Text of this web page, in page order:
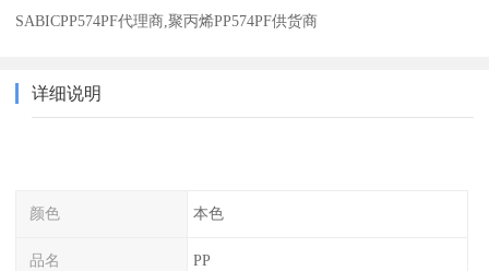
SABICPP574PF代理商,聚丙烯PP574PF供货商
详细说明
颜色 本色
品名 PP